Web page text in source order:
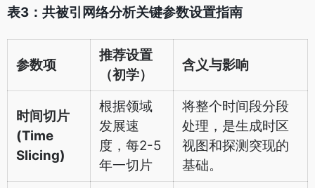
表3：共被引网络分析关键参数设置指南
参数项
推荐设置
（初学）
含义与影响
时间切片
(Time
Slicing)
根据领域
发展速
度，每2-5
年一切片
将整个时间段分段
处理，是生成时区
视图和探测突现的
基础。